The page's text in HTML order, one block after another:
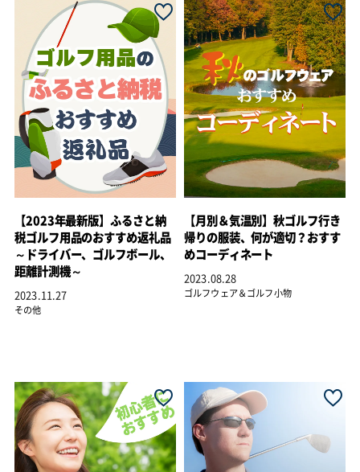
【2023年最新版】ふるさと納
税ゴルフ用品のおすすめ返礼品
～ドライバー、ゴルフボール、
距離計測機～
2023.11.27
その他
【月別＆気温別】秋ゴルフ行き
帰りの服装、何が適切？おすす
めコーディネート
2023.08.28
ゴルフウェア＆ゴルフ小物